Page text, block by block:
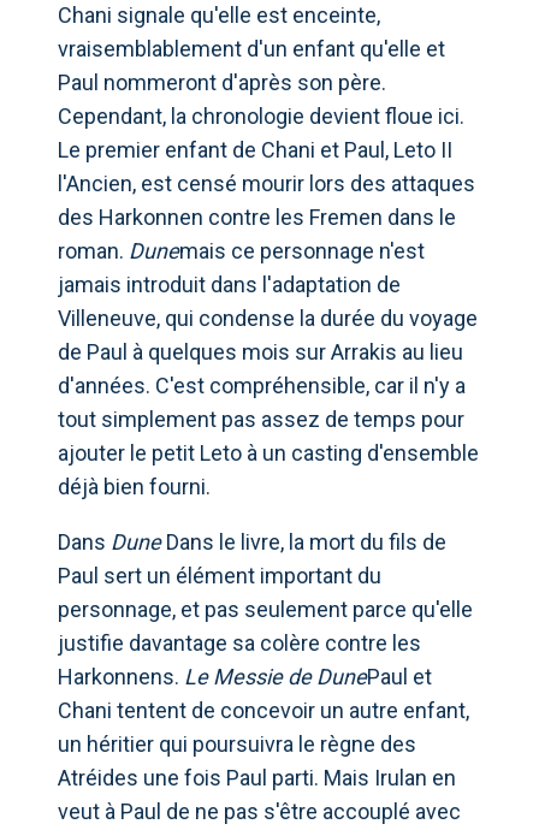
Chani signale qu'elle est enceinte,
vraisemblablement d'un enfant qu'elle et
Paul nommeront d'après son père.
Cependant, la chronologie devient floue ici.
Le premier enfant de Chani et Paul, Leto II
l'Ancien, est censé mourir lors des attaques
des Harkonnen contre les Fremen dans le
roman. Dunemais ce personnage n'est
jamais introduit dans l'adaptation de
Villeneuve, qui condense la durée du voyage
de Paul à quelques mois sur Arrakis au lieu
d'années. C'est compréhensible, car il n'y a
tout simplement pas assez de temps pour
ajouter le petit Leto à un casting d'ensemble
déjà bien fourni.
Dans DuneDans le livre, la mort du fils de
Paul sert un élément important du
personnage, et pas seulement parce qu'elle
justifie davantage sa colère contre les
Harkonnens. Le Messie de DunePaul et
Chani tentent de concevoir un autre enfant,
un héritier qui poursuivra le règne des
Atréides une fois Paul parti. Mais Irulan en
veut à Paul de ne pas s'être accouplé avec